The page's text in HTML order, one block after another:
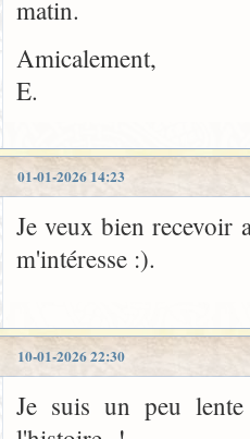
matin.
Amicalement,
E.
01-01-2026 14:23
Je veux bien recevoir
m'intéresse :).
10-01-2026 22:30
Je suis un peu